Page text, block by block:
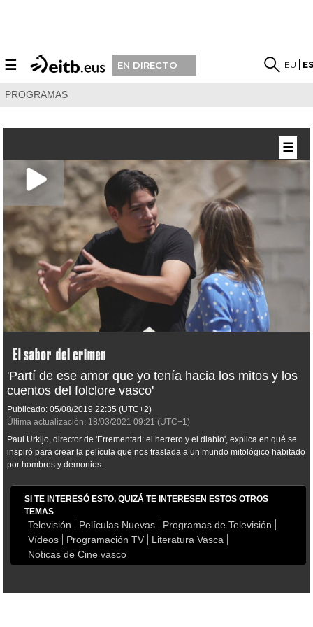
☰ EN DIRECTO EU
PROGRAMAS
'Partí de ese amor que yo tenía hacia los mitos y los
cuentos del folclore vasco'
Publicado: 05/08/2019 22:35 (UTC+2)
Última actualización: 18/03/2021 09:21 (UTC+1)
Paul Urkijo, director de 'Errementari: el herrero y el diablo', explica en qué se
inspiró para crear la película que nos traslada a un mundo mitológico habitado
por hombres y demonios.
SI TE INTERESÓ ESTO, QUIZÁ TE INTERESEN ESTOS OTROS
TEMAS
Televisión Películas Nuevas
Programas de Televisión
Vídeos
Programación TV
Literatura Vasca
Noticas de Cine vasco
☰